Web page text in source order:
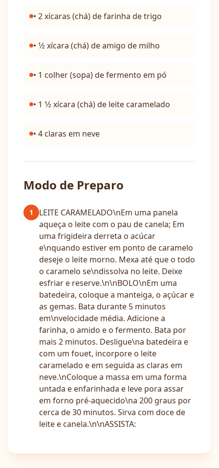
• 2 xícaras (chá) de farinha de trigo
• 1⁄2 xícara (chá) de amigo de milho
• 1 colher (sopa) de fermento em pó
• 1 1⁄2 xícara (chá) de leite caramelado
• 4 claras em neve
Modo de Preparo
1
LEITE CARAMELADO\nEm uma panela
aqueça o leite com o pau de canela; Em
uma frigideira derreta o acúcar
e\nquando estiver em ponto de caramelo
deseje o leite morno. Mexa até que o todo
o caramelo se\ndissolva no leite. Deixe
esfriar e reserve.\n\nBOLO\nEm uma
batedeira, coloque a manteiga, o açúcar e
as gemas. Bata durante 5 minutos
em\nvelocidade média. Adicione a
farinha, o amido e o fermento. Bata por
mais 2 minutos. Desligue\na batedeira e
com um fouet, incorpore o leite
caramelado e em seguida as claras em
neve.\nColoque a massa em uma forma
untada e enfarinhada e leve pora assar
em forno pré-aquecido\na 200 graus por
cerca de 30 minutos. Sirva com doce de
leite e canela.\n\nASSISTA: